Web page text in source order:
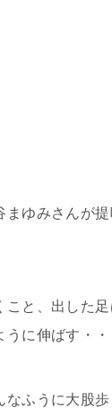
ゆみさんが
と、出した
に伸ばす・・
ふうに大股